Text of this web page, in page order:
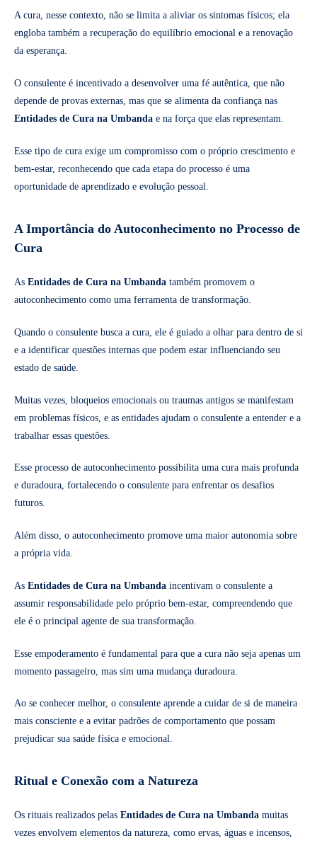
A cura, nesse contexto, não se limita a aliviar os sintomas físicos; ela
engloba também a recuperação do equilíbrio emocional e a renovação
da esperança.
O consulente é incentivado a desenvolver uma fé autêntica, que não
depende de provas externas, mas que se alimenta da confiança nas
Entidades de Cura na Umbanda e na força que elas representam.
Esse tipo de cura exige um compromisso com o próprio crescimento e
bem-estar, reconhecendo que cada etapa do processo é uma
oportunidade de aprendizado e evolução pessoal.
A Importância do Autoconhecimento no Processo de
Cura
As Entidades de Cura na Umbanda também promovem o
autoconhecimento como uma ferramenta de transformação.
Quando o consulente busca a cura, ele é guiado a olhar para dentro de si
e a identificar questões internas que podem estar influenciando seu
estado de saúde.
Muitas vezes, bloqueios emocionais ou traumas antigos se manifestam
em problemas físicos, e as entidades ajudam o consulente a entender e a
trabalhar essas questões.
Esse processo de autoconhecimento possibilita uma cura mais profunda
e duradoura, fortalecendo o consulente para enfrentar os desafios
futuros.
Além disso, o autoconhecimento promove uma maior autonomia sobre
a própria vida.
As Entidades de Cura na Umbanda incentivam o consulente a
assumir responsabilidade pelo próprio bem-estar, compreendendo que
ele é o principal agente de sua transformação.
Esse empoderamento é fundamental para que a cura não seja apenas um
momento passageiro, mas sim uma mudança duradoura.
Ao se conhecer melhor, o consulente aprende a cuidar de si de maneira
mais consciente e a evitar padrões de comportamento que possam
prejudicar sua saúde física e emocional.
Ritual e Conexão com a Natureza
Os rituais realizados pelas Entidades de Cura na Umbanda muitas
vezes envolvem elementos da natureza, como ervas, águas e incensos,